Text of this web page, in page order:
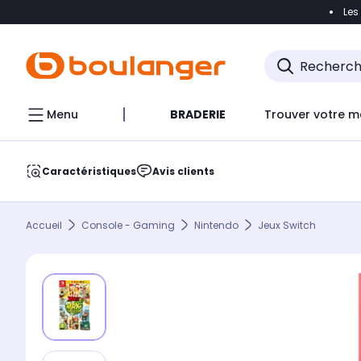
Accéder
Menu BRADERIE Trouver votre
Caractéristiques Avis clients
Accueil Console - Gaming Nintendo Jeux Switch